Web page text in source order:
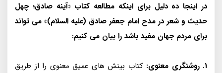
در اینجا ده دلیل برای اینکه مطالعه کتاب «آینه صادق؛ چهل
حدیث و شعر در مدح امام جعفر صادق (علیه السلام)» می تواند
برای مردم جهان مفید باشد را بیان می کنیم:
1. روشنگری معنوی:
کتاب بینش های عمیق معنوی را از طریق